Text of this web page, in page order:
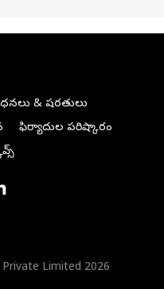
& షరతులు
ఫిర్యాదుల పరిష్కారం
Limited 2026